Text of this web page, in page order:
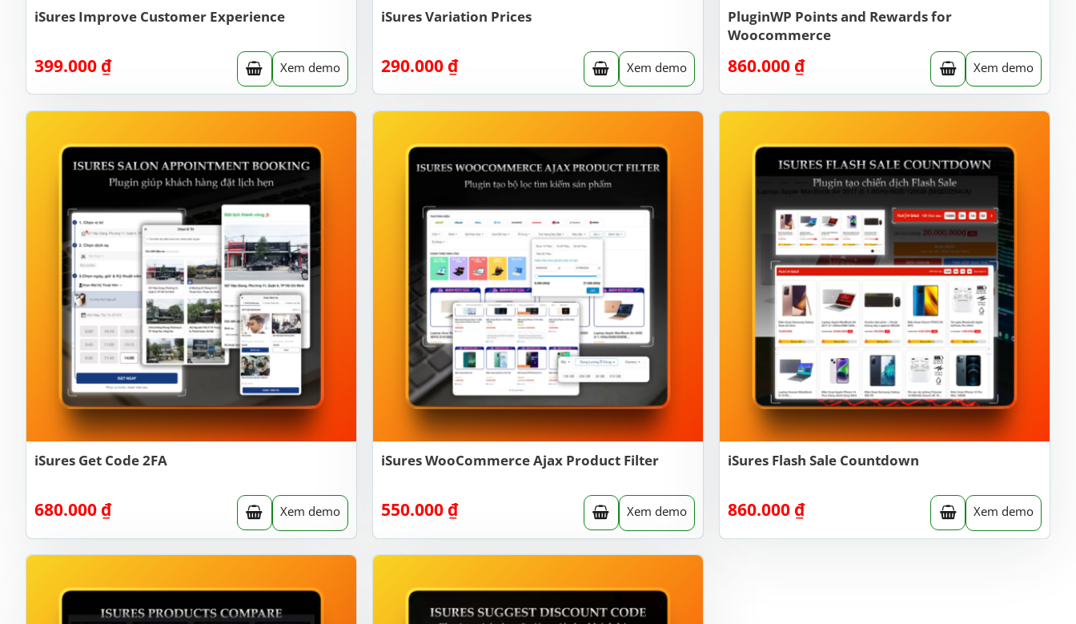
Dễ dàng quản lý và xem các giao dịch gần nhất ngay trên website.
Bạn có thể dễ dàng sử dụng và xem các giao dịch gần nhất.
iSures Improve Customer Experience
399.000 ₫ Xem demo
iSures Variation Prices
290.000 ₫ Xem demo
PluginWP Points and Rewards for
Woocommerce
860.000 ₫ Xem demo
iSures Get Code 2FA
680.000 ₫ Xem demo
iSures WooCommerce Ajax Product Filter
550.000 ₫ Xem demo
iSures Flash Sale Countdown
860.000 ₫ Xem demo